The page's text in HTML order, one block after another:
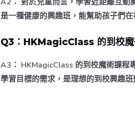
是一種健康的興趣班，能幫助孩子們
Q3：HKMagicClass 的到校魔
A3： HKMagicClass 的到校魔術課程
學習目標的需求，是理想的到校興趣班